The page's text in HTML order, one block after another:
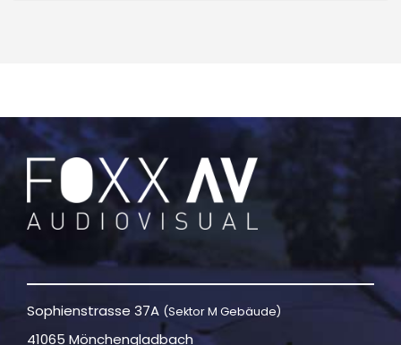
Sophienstrasse 37A (Sektor M Gebäude)
41065 Mönchengladbach